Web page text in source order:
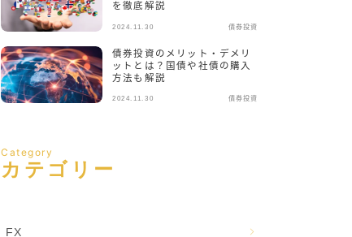
を徹底解説
2024.11.30 債券投資
債券投資のメリット・デメリ
ットとは？国債や社債の購入
方法も解説
2024.11.30 債券投資
Category
カテゴリー
FX